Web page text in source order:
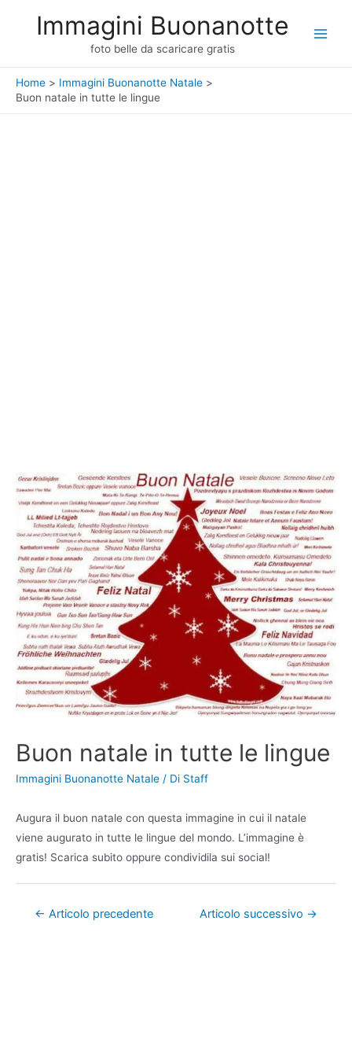
Immagini Buonanotte
foto belle da scaricare gratis
Home
Immagini Buonanotte Natale
Buon natale in tutte le lingue
Buon natale in tutte le lingue
Immagini Buonanotte Natale / Di Staff
Augura il buon natale con questa immagine in cui il natale
viene augurato in tutte le lingue del mondo. L’immagine è
gratis! Scarica subito oppure condividila sui social!
Navigazione
← Articolo precedente Articolo successivo →